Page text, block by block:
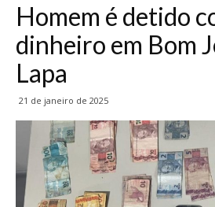
Homem é detido
dinheiro em Bom
Lapa
21 de janeiro de 2025